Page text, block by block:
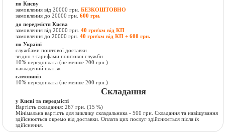
по Києву
замовлення від 20000 грн.БЕЗКОШТОВНО
замовлення до 20000 грн.600 грн.
до передмістя Києва
замовлення від 20000 грн.40 грн/км від КП
замовлення до 20000 грн.40 грн/км від КП + 600 грн.
по Україні
службами поштової доставки
згідно з тарифами поштової служби
10% передоплата (не менше 200 грн.)
накладений платіж
самовивіз
10% передоплата (не менше 200 грн.)
Складання
у Києві та передмісті
Вартість складання:267 грн. (15 %)
Мінімальна вартість для виклику складальника - 500 грн. Складання та навішування
здійснюється окремо від доставки. Оплата цих послуг здійснюється після їх
здійснення.